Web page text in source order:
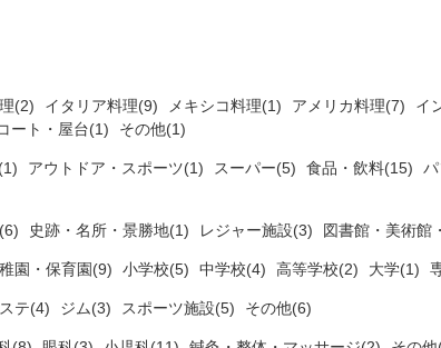
(2) イタリア料理(9) メキシコ料理(1) アメリカ料理(7) イ
ート・屋台(1) その他(1)
アウトドア・スポーツ(1) スーパー(5) 食品・飲料(15)
史跡・名所・景勝地(1) レジャー施設(3) 図書館・美術館
園・保育園(9) 小学校(5) 中学校(4) 高等学校(2) 大学(1)
テ(4) ジム(3) スポーツ施設(5) その他(6)